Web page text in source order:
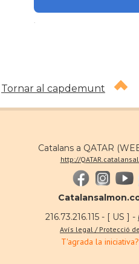
Tornar al capdemunt
Catalans a QATAR
http://
216.73.216.115 - [ US ] -
Avís legal / Protecció
T'agrada la iniciativa?